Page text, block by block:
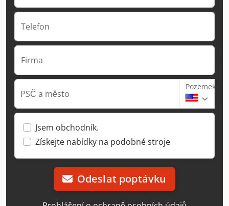
Telefon
Firma
PSČ a město
Pozemek
Jsem obchodník.
Získejte nabídky na podobné stroje
Odeslat poptávku